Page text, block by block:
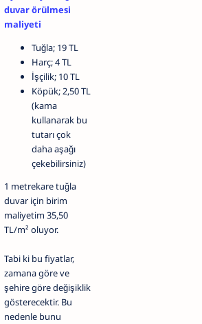
duvar örülmesi
maliyeti
Tuğla; 19 TL
Harç; 4 TL
İşçilik; 10 TL
Köpük; 2,50 TL
(kama
kullanarak bu
tutarı çok
daha aşağı
çekebilirsiniz)
1 metrekare tuğla
duvar için birim
maliyetim 35,50
TL/m² oluyor.
Tabi ki bu fiyatlar,
zamana göre ve
şehire göre değişiklik
gösterecektir. Bu
nedenle bunu